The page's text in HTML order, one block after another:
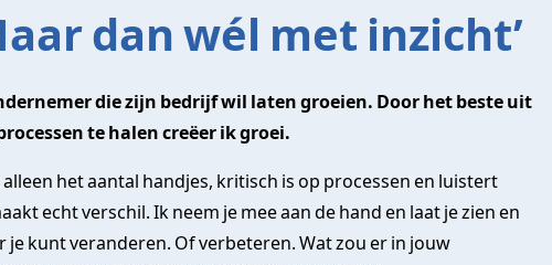
dan wél met inzicht’
die zijn bedrijf wil laten groeien. Door het beste uit
te halen creëer ik groei.
het aantal handjes, kritisch is op processen en luistert
echt verschil. Ik neem je mee aan de hand en laat je zien en
je kunt veranderen. Of verbeteren. Wat zou er in jouw